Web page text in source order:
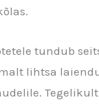
tundub
lihtsa